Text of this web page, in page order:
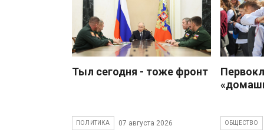
Тыл сегодня - тоже фронт
ПОЛИТИКА 07 августа 2026 ОБЩЕСТВО